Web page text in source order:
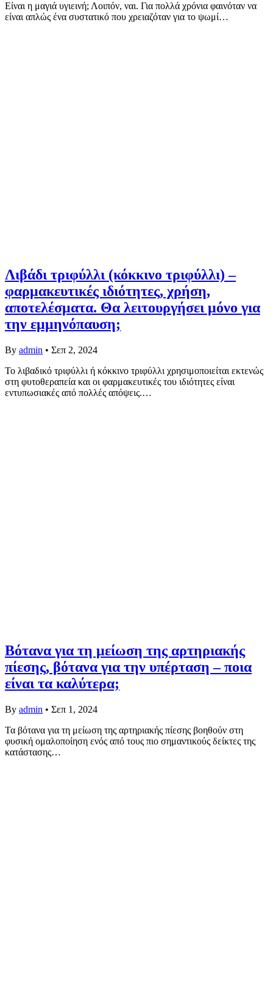
Είναι η μαγιά υγιεινή; Λοιπόν, ναι. Για πολλά χρόνια φαινόταν να
είναι απλώς ένα συστατικό που χρειαζόταν για το ψωμί…
Λιβάδι τριφύλλι (κόκκινο τριφύλλι) –
φαρμακευτικές ιδιότητες, χρήση,
αποτελέσματα. Θα λειτουργήσει μόνο για
την εμμηνόπαυση;
By admin • Σεπ 2, 2024
Το λιβαδικό τριφύλλι ή κόκκινο τριφύλλι χρησιμοποιείται εκτενώς
στη φυτοθεραπεία και οι φαρμακευτικές του ιδιότητες είναι
εντυπωσιακές από πολλές απόψεις.…
Βότανα για τη μείωση της αρτηριακής
πίεσης, βότανα για την υπέρταση – ποια
είναι τα καλύτερα;
By admin • Σεπ 1, 2024
Τα βότανα για τη μείωση της αρτηριακής πίεσης βοηθούν στη
φυσική ομαλοποίηση ενός από τους πιο σημαντικούς δείκτες της
κατάστασης…